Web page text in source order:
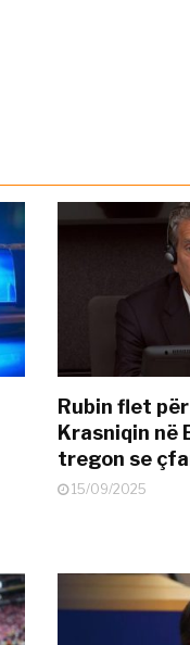
Rubin flet
Krasniqin në
tregon se
15/09/2025